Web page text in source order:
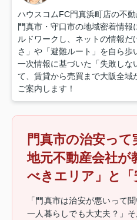
ハウスコムFC門真浜町店の不動
門真市・守口市の地域密着情
ルドワークし、ネットの情報だ
さ」や「避難ルート」を自ら歩
一次情報に基づいた「失敗しな
て、賃貸から売買まで大阪全域
ご案内します！
門真市の治安って
地元不動産会社が
べきエリア」と「
「門真市は治安が悪いって
一人暮らしでも大丈夫？」